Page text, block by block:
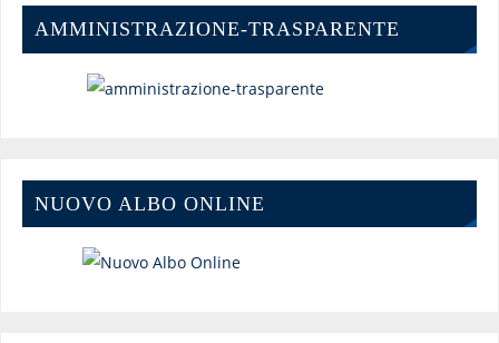
AMMINISTRAZIONE-TRASPARENTE
NUOVO ALBO ONLINE